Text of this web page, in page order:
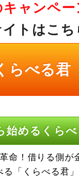
ャンペー
トはこち
らべる君
始めるくら
命！借りる側が
る「くらべる君」